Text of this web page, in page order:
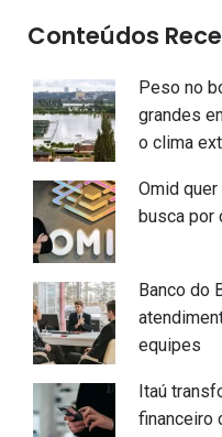
Conteúdos
Peso no
grandes
o clima
Omid
busca por
Banco do
equipes
Itaú
financeiro